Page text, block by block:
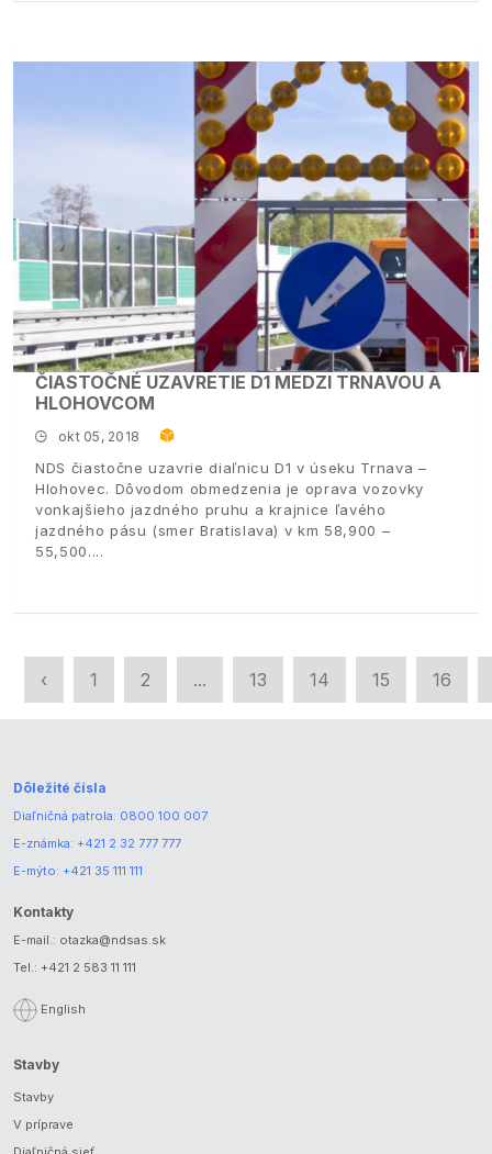
ČIASTOČNÉ UZAVRETIE D1 MEDZI TRNAVOU A
HLOHOVCOM
okt 05, 2018
NDS čiastočne uzavrie diaľnicu D1 v úseku Trnava –
Hlohovec. Dôvodom obmedzenia je oprava vozovky
vonkajšieho jazdného pruhu a krajnice ľavého
jazdného pásu (smer Bratislava) v km 58,900 –
55,500.
‹ 1 2 ... 13 14 15 16
Dôležité čísla
Diaľničná patrola: 0800 100 007
E-známka: +421 2 32 777 777
E-mýto: +421 35 111 111
Kontakty
E-mail.: otazka@ndsas.sk
Tel.: +421 2 583 11 111
English
Stavby
Stavby
V príprave